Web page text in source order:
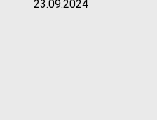
23.09.2024